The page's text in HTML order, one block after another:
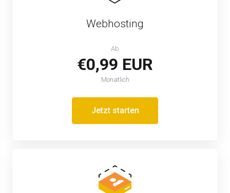
Webhosting
Ab
€0,99 EUR
Monatlich
Jetzt starten